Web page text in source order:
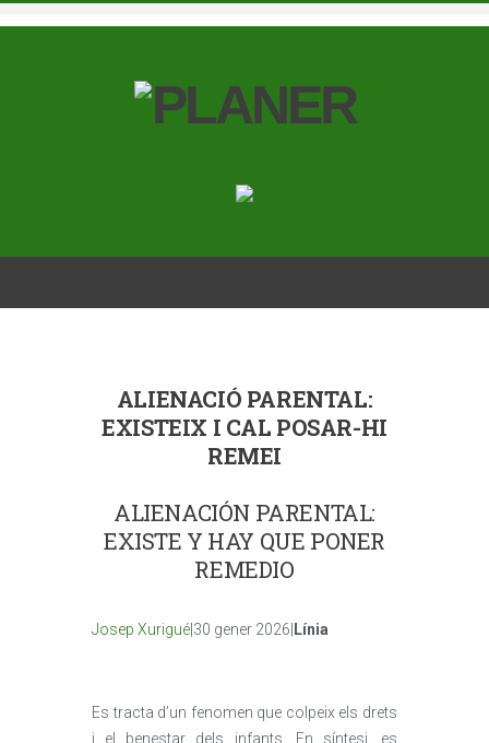
ALIENACIÓ PARENTAL:
EXISTEIX I CAL POSAR-HI
REMEI
ALIENACIÓN PARENTAL:
EXISTE Y HAY QUE PONER
REMEDIO
Josep Xurigué |30 gener 2026| Línia
Es tracta d’un fenomen que colpeix els drets
i el benestar dels infants. En síntesi, es